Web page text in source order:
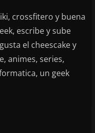
crossfitero y buena
escribe y sube
el cheescake y
animes, series,
un geek